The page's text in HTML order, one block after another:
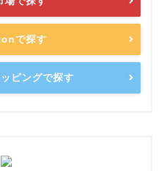
で探す
ピングで探す